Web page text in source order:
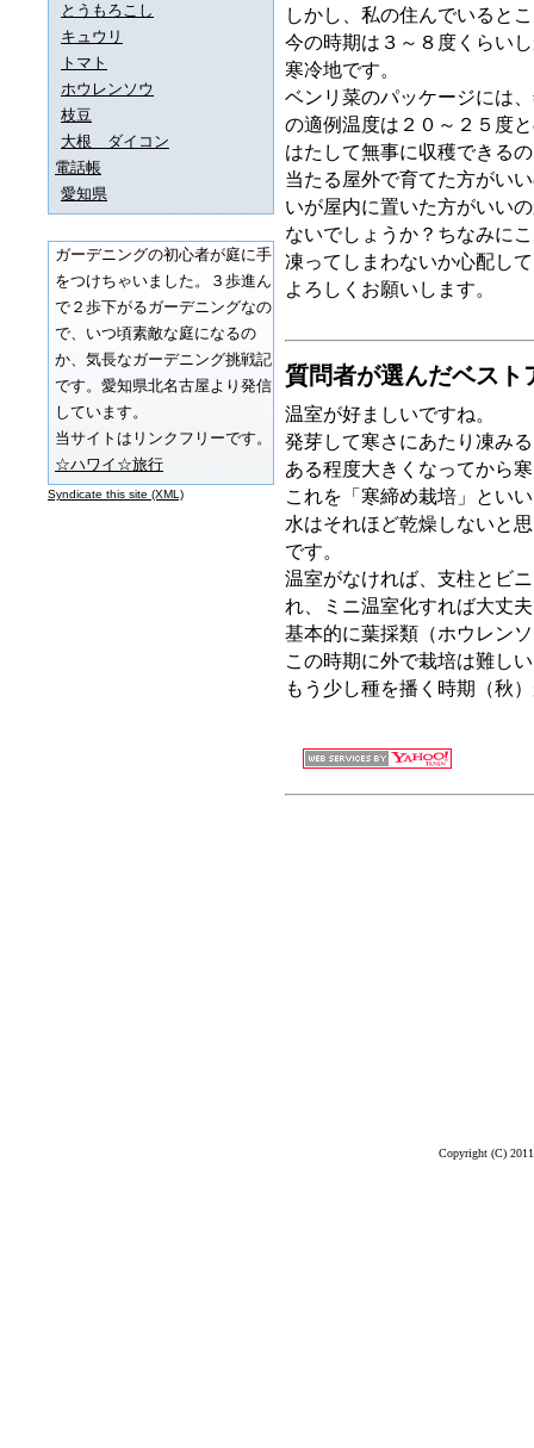
とうもろこし
キュウリ
トマト
ホウレンソウ
枝豆
大根 ダイコン
電話帳
愛知県
ガーデニングの初心者が庭に手
をつけちゃいました。３歩進ん
で２歩下がるガーデニングなの
で、いつ頃素敵な庭になるの
か、気長なガーデニング挑戦記
です。愛知県北名古屋より発信
しています。
当サイトはリンクフリーです。
☆ハワイ☆旅行
Syndicate this site (XML)
しかし、私の住んでいると
今の時期は３～８度くらい
寒冷地です。
ベンリ菜のパッケージには
の適例温度は２０～２５度
はたして無事に収穫できる
当たる屋外で育てた方がい
いが屋内に置いた方がいい
ないでしょうか？ちなみに
凍ってしまわないか心配し
よろしくお願いします。
質問者が選んだベスト
温室が好ましいですね。
発芽して寒さにあたり凍み
ある程度大きくなってから
これを「寒締め栽培」とい
水はそれほど乾燥しないと
です。
温室がなければ、支柱とビ
れ、ミニ温室化すれば大丈
基本的に葉採類（ホウレン
この時期に外で栽培は難し
もう少し種を播く時期（秋
Copyright (C)